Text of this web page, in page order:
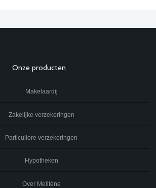
Onze producten
Makelaardij
Zakelijke verzekeringen
Particuliere verzekeringen
Hypotheken
Over Meliténe